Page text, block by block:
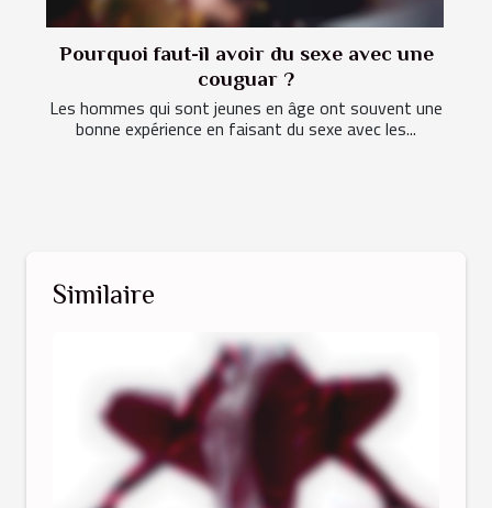
Pourquoi faut-il avoir du sexe avec une
couguar ?
Les hommes qui sont jeunes en âge ont souvent une
bonne expérience en faisant du sexe avec les...
Similaire